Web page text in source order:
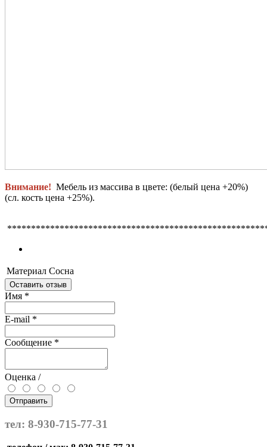
Внимание! Мебель из массива в цвете: (белый цена +20%)
(сл. кость цена +25%).
Материал Сосна
Оставить отзыв
Имя *
E-mail *
Сообщение *
Оценка /
Отправить
тел: 8-930-715-77-31